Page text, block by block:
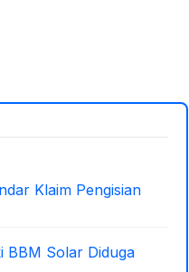
Klaim Pengisian
BBM Solar Diduga